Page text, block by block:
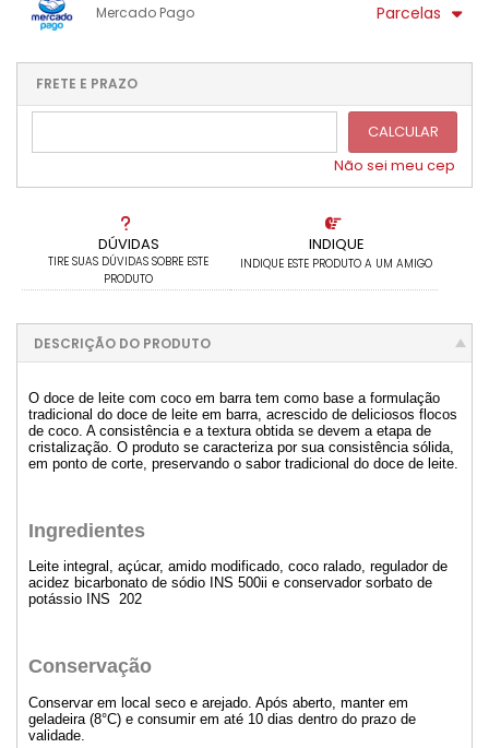
DÚVIDAS
TIRE SUAS DÚVIDAS SOBRE ESTE
PRODUTO
INDIQUE
INDIQUE ESTE PRODUTO A UM AMIGO
.
Mercado Pago Parcelas
...
....
FRETE E PRAZO
CALCULAR
Não sei meu cep
DESCRIÇÃO DO PRODUTO
O doce de leite com coco em barra tem como base a formulação
tradicional do doce de leite em barra, acrescido de deliciosos flocos
de coco. A consistência e a textura obtida se devem a etapa de
cristalização. O produto se caracteriza por sua consistência sólida,
em ponto de corte, preservando o sabor tradicional do doce de leite.
Ingredientes
Leite integral, açúcar, amido modificado, coco ralado, regulador de
acidez bicarbonato de sódio INS 500ii e conservador sorbato de
potássio INS 202
Conservação
Conservar em local seco e arejado. Após aberto, manter em
geladeira (8°C) e consumir em até 10 dias dentro do prazo de
validade.